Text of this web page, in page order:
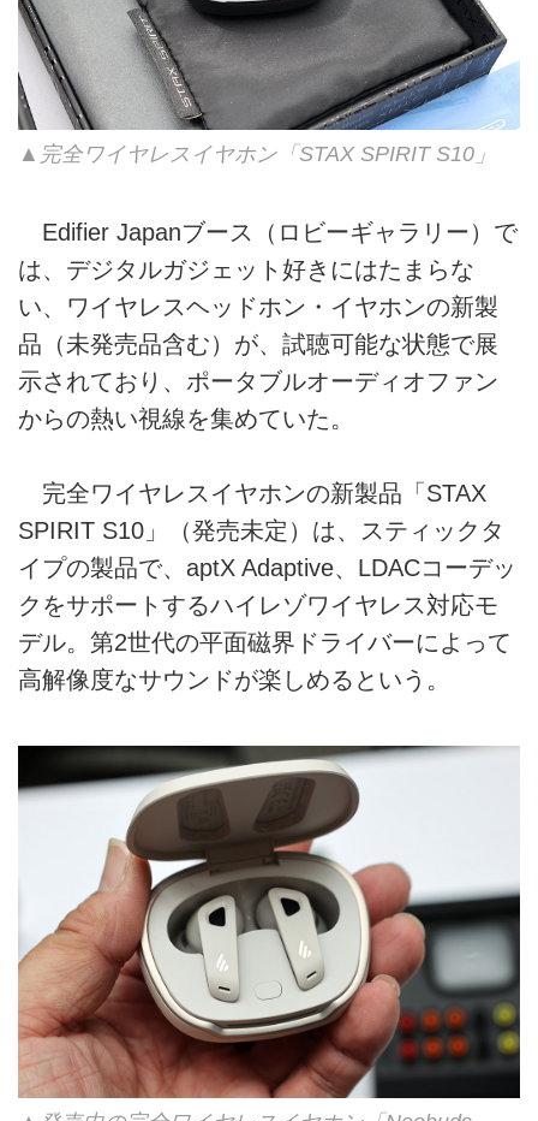
▲完全ワイヤレスイヤホン「STAX SPIRIT S10」
Edifier Japanブース（ロビーギャラリー）で
は、デジタルガジェット好きにはたまらな
い、ワイヤレスヘッドホン・イヤホンの新製
品（未発売品含む）が、試聴可能な状態で展
示されており、ポータブルオーディオファン
からの熱い視線を集めていた。
完全ワイヤレスイヤホンの新製品「STAX
SPIRIT S10」（発売未定）は、スティックタ
イプの製品で、aptX Adaptive、LDACコーデッ
クをサポートするハイレゾワイヤレス対応モ
デル。第2世代の平面磁界ドライバーによって
高解像度なサウンドが楽しめるという。